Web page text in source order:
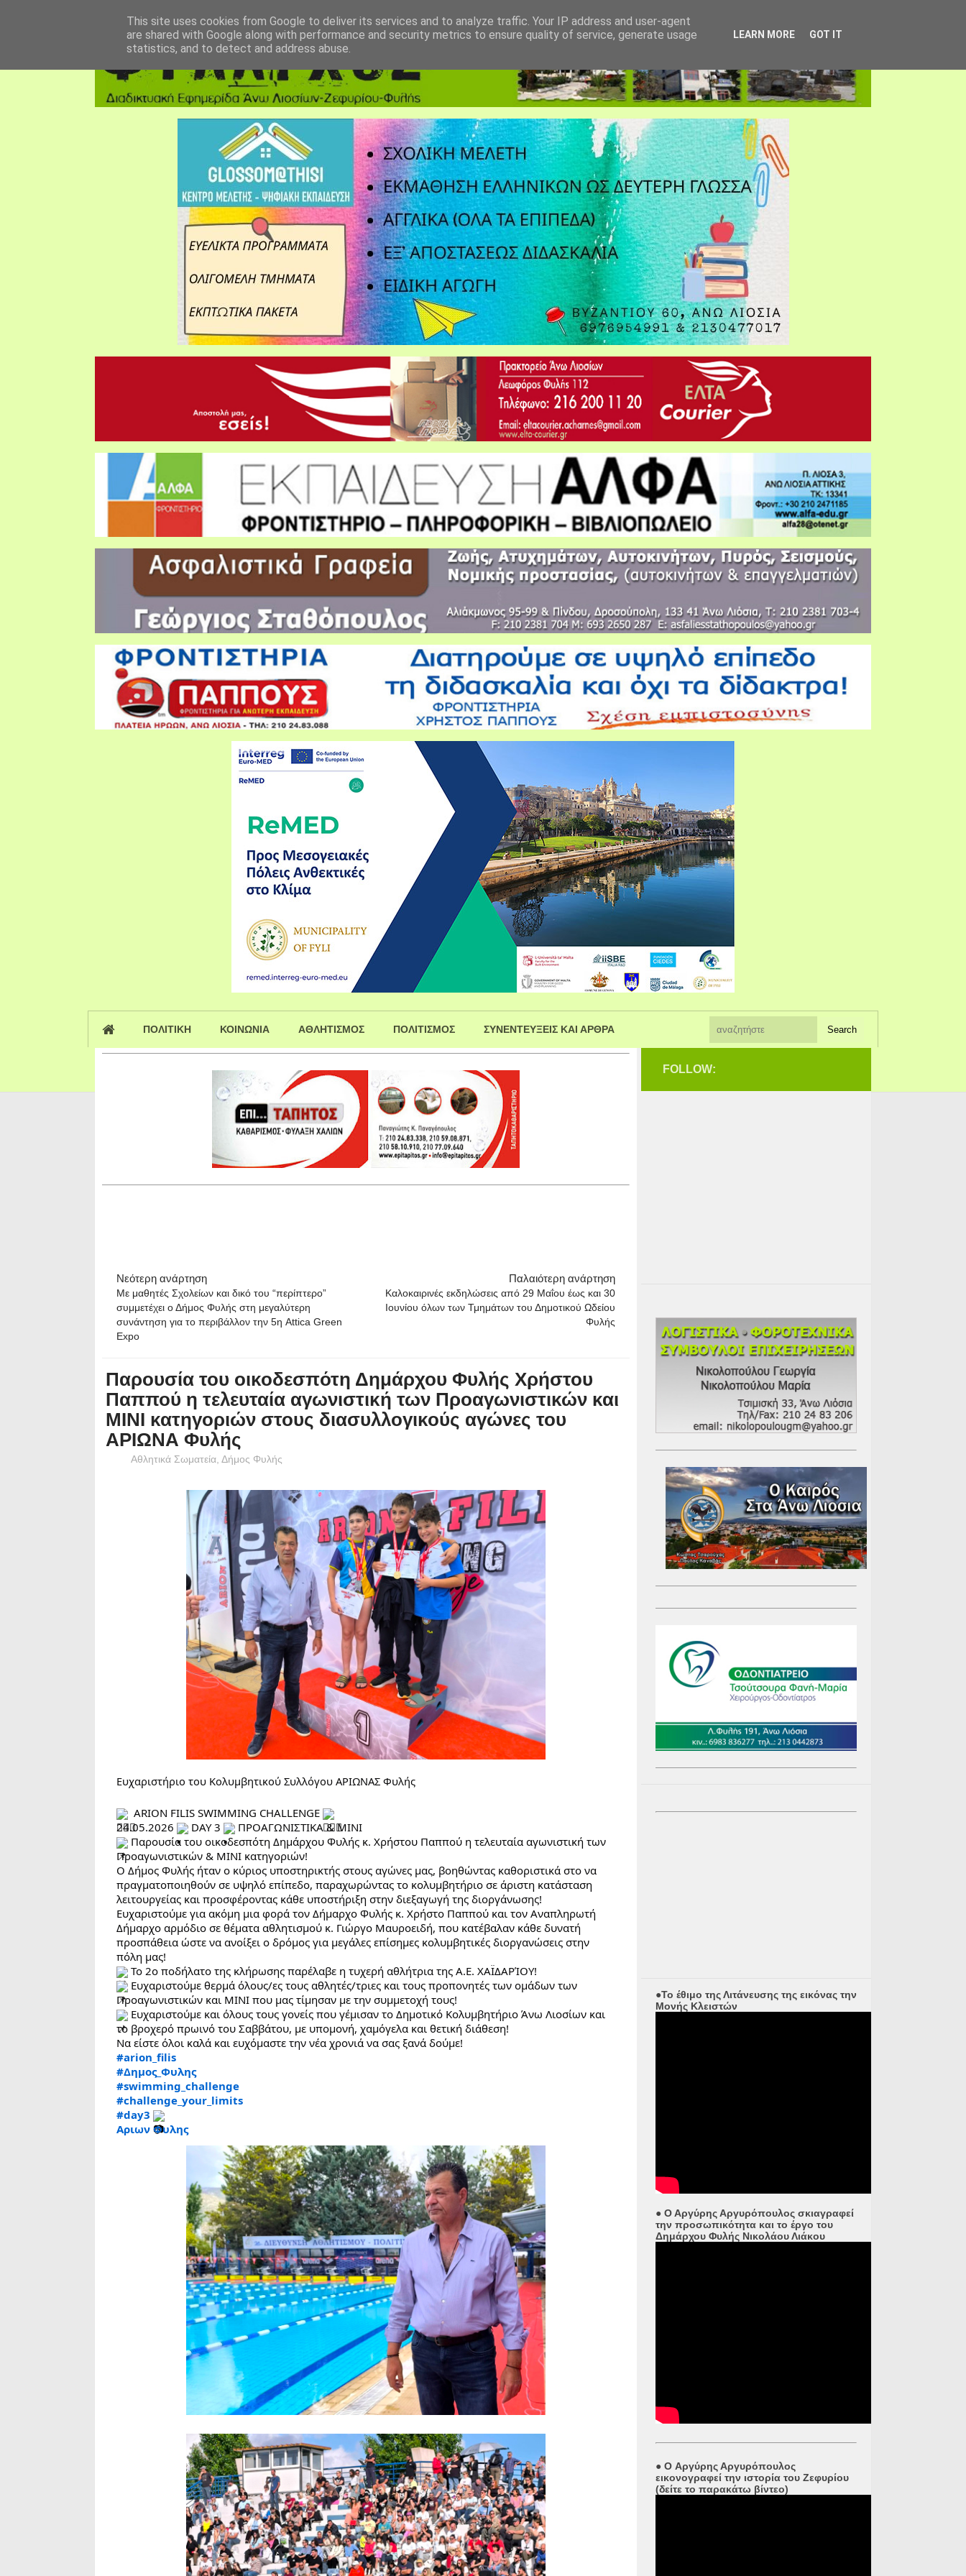
ΠΟΛΙΤΙΚΗ ΚΟΙΝΩΝΙΑ ΑΘΛΗΤΙΣΜΟΣ ΠΟΛΙΤΙΣΜΟΣ ΣΥΝΕΝΤΕΥΞΕΙΣ ΚΑΙ ΑΡΘΡΑ
Νεότερη ανάρτηση
Με μαθητές Σχολείων και δικό του “περίπτερο”
συμμετέχει ο Δήμος Φυλής στη μεγαλύτερη
συνάντηση για το περιβάλλον την 5η Attica Green
Expo
Παλαιότερη ανάρτηση
Καλοκαιρινές εκδηλώσεις από 29 Μαΐου έως και 30
Ιουνίου όλων των Τμημάτων του Δημοτικού Ωδείου
Φυλής
Παρουσία του οικοδεσπότη Δημάρχου Φυλής Χρήστου
Παππού η τελευταία αγωνιστική των Προαγωνιστικών και
ΜΙΝΙ κατηγοριών στους διασυλλογικούς αγώνες του
ΑΡΙΩΝΑ Φυλής
Αθλητικά Σωματεία Δήμος Φυλής
Ευχαριστήριο του Κολυμβητικού Συλλόγου ΑΡΙΩΝΑΣ Φυλής
  ARION FILIS SWIMMING CHALLENGE
24.05.2026
DAY 3
ΠΡΟΑΓΩΝΙΣΤΙΚΑ & ΜΙΝΙ
Παρουσία του οικοδεσπότη Δημάρχου Φυλής κ. Χρήστου Παππού η τελευταία αγωνιστική των
Προαγωνιστικών & ΜΙΝΙ κατηγοριών!
Ο Δήμος Φυλής ήταν ο κύριος υποστηρικτής στους αγώνες μας, βοηθώντας καθοριστικά στο να
πραγματοποιηθούν σε υψηλό επίπεδο, παραχωρώντας το κολυμβητήριο σε άριστη κατάσταση
λειτουργείας και προσφέροντας κάθε υποστήριξη στην διεξαγωγή της διοργάνωσης!
Ευχαριστούμε για ακόμη μια φορά τον Δήμαρχο Φυλής κ. Χρήστο Παππού και τον Αναπληρωτή
Δήμαρχο αρμόδιο σε θέματα αθλητισμού κ. Γιώργο Μαυροειδή, που κατέβαλαν κάθε δυνατή
προσπάθεια ώστε να ανοίξει ο δρόμος για μεγάλες επίσημες κολυμβητικές διοργανώσεις στην
πόλη μας!
Το 2ο ποδήλατο της κλήρωσης παρέλαβε η τυχερή αθλήτρια της Α.Ε. ΧΑΪΔΑΡΊΟΥ!
Ευχαριστούμε θερμά όλους/ες τους αθλητές/τριες και τους προπονητές των ομάδων των
Προαγωνιστικών και ΜΙΝΙ που μας τίμησαν με την συμμετοχή τους!
Ευχαριστούμε και όλους τους γονείς που γέμισαν το Δημοτικό Κολυμβητήριο Άνω Λιοσίων και
το βροχερό πρωινό του Σαββάτου, με υπομονή, χαμόγελα και θετική διάθεση!
Να είστε όλοι καλά και ευχόμαστε την νέα χρονιά να σας ξανά δούμε!
#arion_filis
#Δημος_Φυλης
#swimming_challenge
#challenge_your_limits
#day3
Αριων Φυλης
FOLLOW:
●Το έθιμο της Λιτάνευσης της εικόνας την
Μονής Κλειστών
● Ο Αργύρης Αργυρόπουλος σκιαγραφεί
την προσωπικότητα και το έργο του
Δημάρχου Φυλής Νικολάου Λιάκου
● O Αργύρης Αργυρόπουλος
εικονογραφεί την ιστορία του Ζεφυρίου
(δείτε το παρακάτω βίντεο)
This site uses cookies from Google to deliver its services and to analyze traffic. Your IP address and user-agent
are shared with Google along with performance and security metrics to ensure quality of service, generate usage
statistics, and to detect and address abuse.
LEARN MORE GOT IT